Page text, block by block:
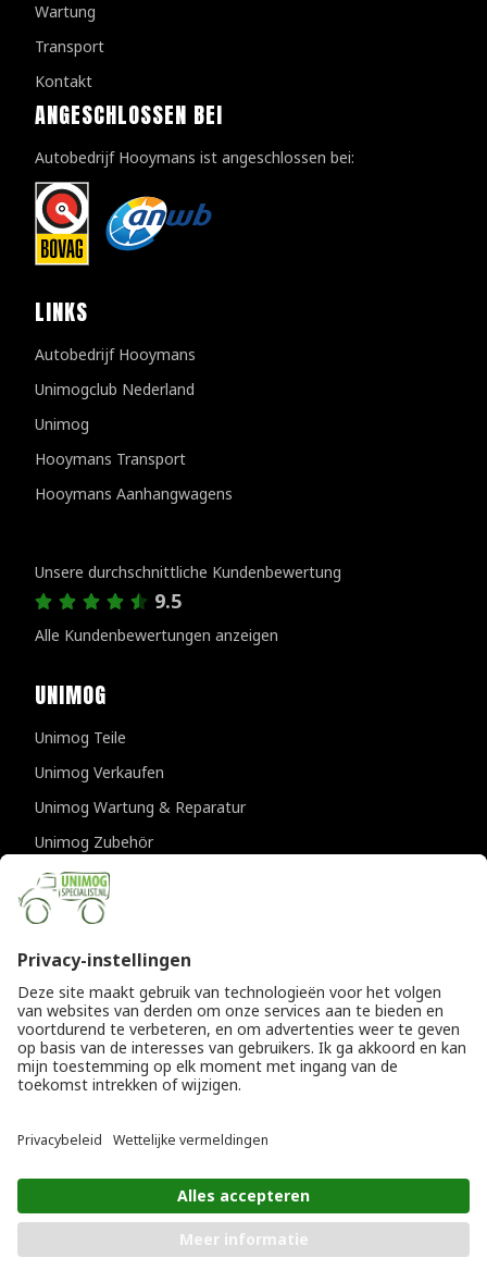
IN DEN WARENKORB LEGEN
Wartung
Transport
Kontakt
ANGESCHLOSSEN BEI
Autobedrijf Hooymans ist angeschlossen bei:
LINKS
Autobedrijf Hooymans
Unimogclub Nederland
Unimog
Hooymans Transport
Hooymans Aanhangwagens
Unsere durchschnittliche Kundenbewertung
9.5
Alle Kundenbewertungen anzeigen
UNIMOG
Unimog Teile
Unimog Verkaufen
Unimog Wartung & Reparatur
Unimog Zubehör
Unimog APK-prufungen
KONTAKTDATEN
Provincialeweg 94-98
Die Niederlande
T+31 (0)418 632073
Einfo@unimogspecialist.nl
© Copyright 2026
Allgemeine Geschäftsbedingungen|
Datenschutzerklärung